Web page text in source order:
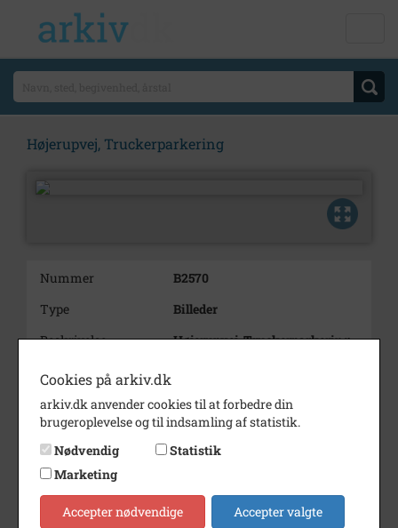
Højerupvej, Truckerparkering
Nummer
B2570
Type
Billeder
Beskrivelse
Højerupvej, Truckerparkering
Årstal
Dateringsnote
1997
Fotograf
Fra Dagbladet
Størrelse
Materiale
s/h positiv
Cookies på arkiv.dk
arkiv.dk anvender cookies til at forbedre din
brugeroplevelse og til indsamling af statistik.
Nødvendig
Statistik
Marketing
Accepter nødvendige Accepter valgte